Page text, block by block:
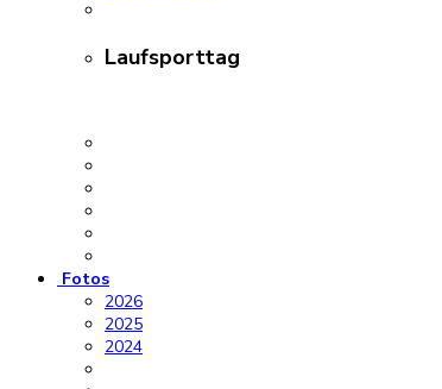
Laufsporttag
Fotos
2026
2025
2024